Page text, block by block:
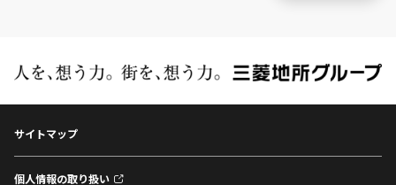
サイトマップ
個人情報の取り扱い